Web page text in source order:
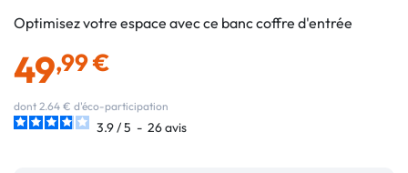
Optimisez votre espace avec ce banc coffre d'entrée
49,99 €
dont 2.64 € d'éco-participation
3.9/5 - 26avis